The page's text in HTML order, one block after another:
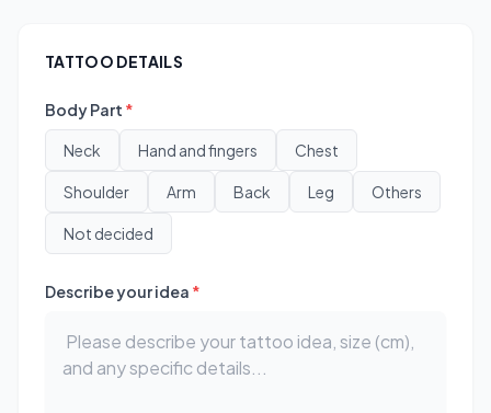
TATTOO DETAILS
Body Part *
Neck Hand and fingers Chest
Shoulder Arm Back Leg Others
Not decided
Describe your idea *